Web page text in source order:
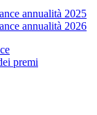
annualità 2025
annualità 2026
premi